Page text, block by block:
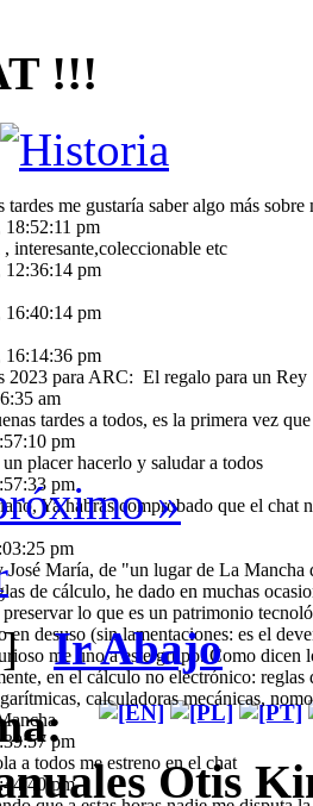
!!!
tardes me gustaría saber algo más
pm
, interesante,coleccionable etc
12:36:14 pm
16:40:14 pm
16:14:36 pm
2023 para ARC: El regalo para un
am
tardes a todos, es la primera vez
pm
un placer hacerlo y saludar a todos
pm
Ya habrás comprobado que el chat
pm
María, de "un lugar de La Mancha
de cálculo, he dado en muchas
preservar lo que es un patrimonio
en desuso (sin lamentaciones: es el
me uno a este grupo. Como
en el cálculo no electrónico:
calculadoras mecánicas,
pm
a todos me estreno en el chat
pm
»
]Ir Abajo
Otis